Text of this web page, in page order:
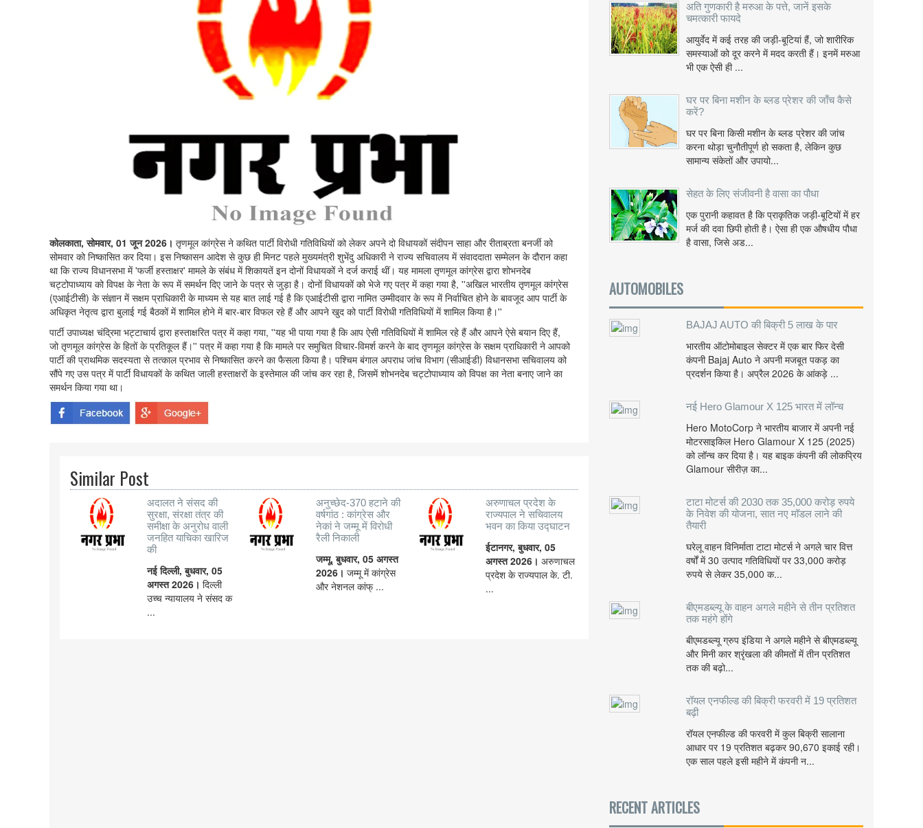
कोलकाता, सोमवार, 01 जून 2026। तृणमूल कांग्रेस ने कथित पार्टी विरोधी गतिविधियों को लेकर अपने दो विधायकों संदीपन साहा और रीताब्रता बनर्जी को
सोमवार को निष्कासित कर दिया। इस निष्कासन आदेश से कुछ ही मिनट पहले मुख्यमंत्री शुभेंदु अधिकारी ने राज्य सचिवालय में संवाददाता सम्मेलन के दौरान कहा
था कि राज्य विधानसभा में 'फर्जी हस्ताक्षर' मामले के संबंध में शिकायतें इन दोनों विधायकों ने दर्ज कराई थीं। यह मामला तृणमूल कांग्रेस द्वारा शोभनदेब
चट्टोपाध्याय को विपक्ष के नेता के रूप में समर्थन दिए जाने के पत्र से जुड़ा है। दोनों विधायकों को भेजे गए पत्र में कहा गया है, ''अखिल भारतीय तृणमूल कांग्रेस
(एआईटीसी) के संज्ञान में सक्षम प्राधिकारी के माध्यम से यह बात लाई गई है कि एआईटीसी द्वारा नामित उम्मीदवार के रूप में निर्वाचित होने के बावजूद आप पार्टी के
अधिकृत नेतृत्व द्वारा बुलाई गई बैठकों में शामिल होने में बार-बार विफल रहे हैं और आपने खुद को पार्टी विरोधी गतिविधियों में शामिल किया है।''
पार्टी उपाध्यक्ष चंद्रिमा भट्टाचार्य द्वारा हस्ताक्षरित पत्र में कहा गया, ''यह भी पाया गया है कि आप ऐसी गतिविधियों में शामिल रहे हैं और आपने ऐसे बयान दिए हैं,
जो तृणमूल कांग्रेस के हितों के प्रतिकूल हैं।'' पत्र में कहा गया है कि मामले पर समुचित विचार-विमर्श करने के बाद तृणमूल कांग्रेस के सक्षम प्राधिकारी ने आपको
पार्टी की प्राथमिक सदस्यता से तत्काल प्रभाव से निष्कासित करने का फैसला किया है। पश्चिम बंगाल अपराध जांच विभाग (सीआईडी) विधानसभा सचिवालय को
सौंपे गए उस पत्र में पार्टी विधायकों के कथित जाली हस्ताक्षरों के इस्तेमाल की जांच कर रहा है, जिसमें शोभनदेब चट्टोपाध्याय को विपक्ष का नेता बनाए जाने का
समर्थन किया गया था।
Similar Post
अदालत ने संसद की
सुरक्षा, संरक्षा तंत्र की
समीक्षा के अनुरोध वाली
जनहित याचिका खारिज
की
नई दिल्ली, बुधवार, 05
अगस्त 2026। दिल्ली
उच्च न्यायालय ने संसद क
...
अनुच्छेद-370 हटाने की
वर्षगांठ : कांग्रेस और
नेकां ने जम्मू में विरोधी
रैली निकाली
जम्मू, बुधवार, 05 अगस्त
2026।जम्मू में कांग्रेस
और नेशनल कांफ् ...
अरुणाचल प्रदेश के
राज्यपाल ने सचिवालय
भवन का किया उद्घाटन
ईटानगर, बुधवार, 05
अगस्त 2026। अरुणाचल
प्रदेश के राज्यपाल के. टी.
...
अति गुणकारी है मरुआ के पत्ते, जानें इसके
चमत्कारी फायदे
आयुर्वेद में कई तरह की जड़ी-बूटियां हैं, जो शारीरिक
समस्याओं को दूर करने में मदद करती हैं। इनमें मरुआ
भी एक ऐसी ही ...
घर पर बिना मशीन के ब्लड प्रेशर की जाँच कैसे
करें?
घर पर बिना किसी मशीन के ब्लड प्रेशर की जांच
करना थोड़ा चुनौतीपूर्ण हो सकता है, लेकिन कुछ
सामान्य संकेतों और उपायो...
सेहत के लिए संजीवनी है वासा का पौधा
एक पुरानी कहावत है कि प्राकृतिक जड़ी-बूटियों में हर
मर्ज की दवा छिपी होती है। ऐसा ही एक औषधीय पौधा
है वासा, जिसे अड...
AUTOMOBILES
BAJAJ AUTO की बिक्री 5 लाख के पार
भारतीय ऑटोमोबाइल सेक्टर में एक बार फिर देसी
कंपनी Bajaj Auto ने अपनी मजबूत पकड़ का
प्रदर्शन किया है। अप्रैल 2026 के आंकड़े ...
नई Hero Glamour X 125 भारत में लॉन्च
Hero MotoCorp ने भारतीय बाजार में अपनी नई
मोटरसाइकिल Hero Glamour X 125 (2025)
को लॉन्च कर दिया है। यह बाइक कंपनी की लोकप्रिय
Glamour सीरीज़ का...
टाटा मोटर्स की 2030 तक 35,000 करोड़ रुपये
के निवेश की योजना, सात नए मॉडल लाने की
तैयारी
घरेलू वाहन विनिर्माता टाटा मोटर्स ने अगले चार वित्त
वर्षों में 30 उत्पाद गतिविधियों पर 33,000 करोड़
रुपये से लेकर 35,000 क...
बीएमडब्ल्यू के वाहन अगले महीने से तीन प्रतिशत
तक महंगे होंगे
बीएमडब्ल्यू ग्रुप इंडिया ने अगले महीने से बीएमडब्ल्यू
और मिनी कार श्रृंखला की कीमतों में तीन प्रतिशत
तक की बढ़ो...
रॉयल एनफील्ड की बिक्री फरवरी में 19 प्रतिशत
बढ़ी
रॉयल एनफील्ड की फरवरी में कुल बिक्री सालाना
आधार पर 19 प्रतिशत बढ़कर 90,670 इकाई रही।
एक साल पहले इसी महीने में कंपनी न...
RECENT ARTICLES